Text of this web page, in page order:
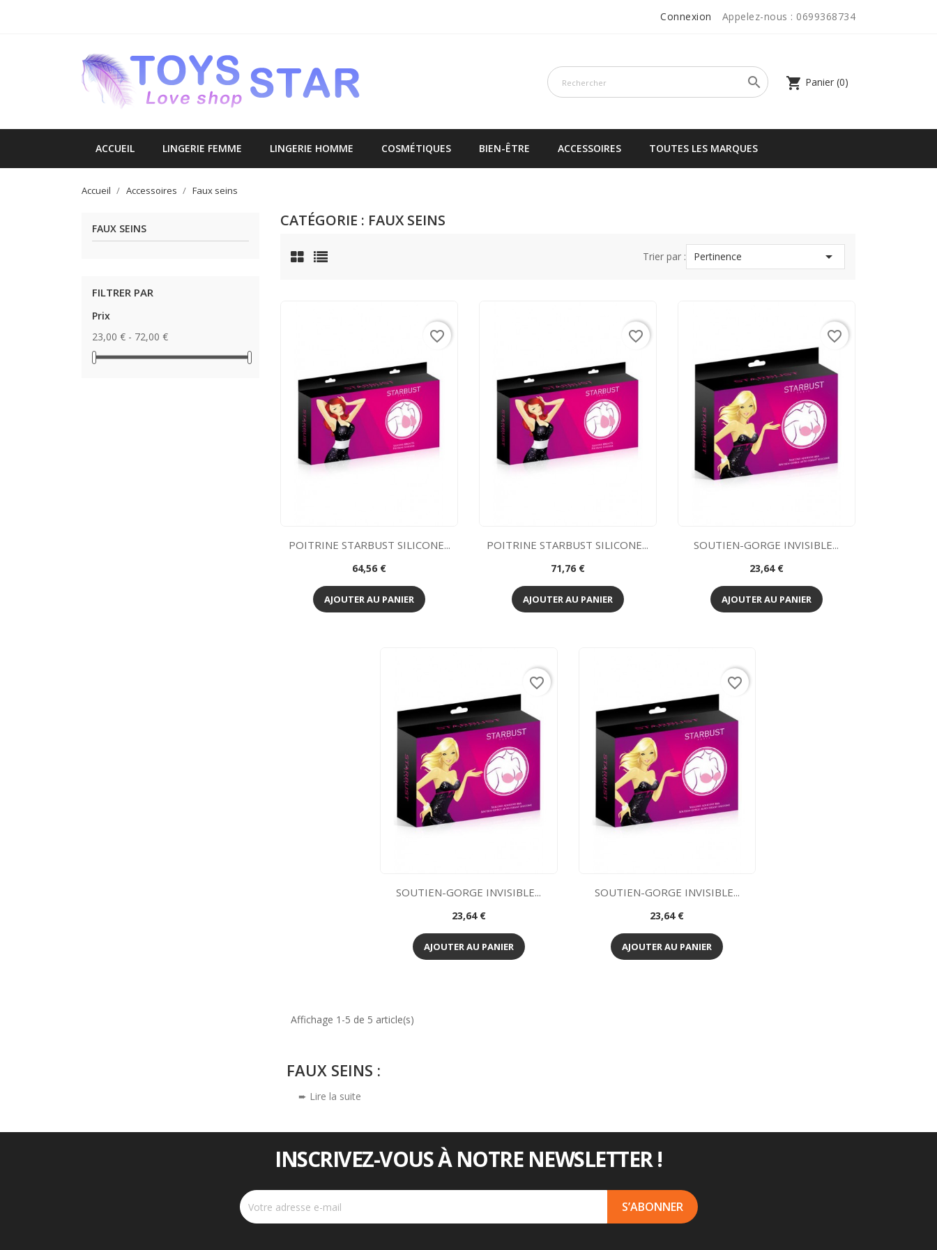
Connexion Appelez-nous : 0699368734
shopping_cart Panier (0)

ACCUEIL LINGERIE FEMME LINGERIE HOMME COSMÉTIQUES BIEN-ÊTRE ACCESSOIRES TOUTES LES MARQUES
Accueil Accessoires Faux seins
FAUX SEINS
FILTRER PAR
Prix
23,00 € - 72,00 €
CATÉGORIE : FAUX SEINS
Trier par : Pertinence 
Aperçu rapide
POITRINE STARBUST SILICONE...
Prix
64,56 €
AJOUTER AU PANIER
favorite_border
Aperçu rapide
POITRINE STARBUST SILICONE...
Prix
71,76 €
AJOUTER AU PANIER
favorite_border
Aperçu rapide
SOUTIEN-GORGE INVISIBLE...
Prix
23,64 €
AJOUTER AU PANIER
favorite_border
Aperçu rapide
SOUTIEN-GORGE INVISIBLE...
Prix
23,64 €
AJOUTER AU PANIER
favorite_border
Aperçu rapide
SOUTIEN-GORGE INVISIBLE...
Prix
23,64 €
AJOUTER AU PANIER
favorite_border
Affichage 1-5 de 5 article(s)
FAUX SEINS :
➨ Lire la suite
INSCRIVEZ-VOUS À NOTRE NEWSLETTER !